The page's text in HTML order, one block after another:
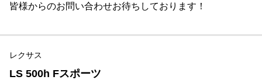
皆様からのお問い合わせお待ちしております！
レクサス
LS 500h Fスポーツ